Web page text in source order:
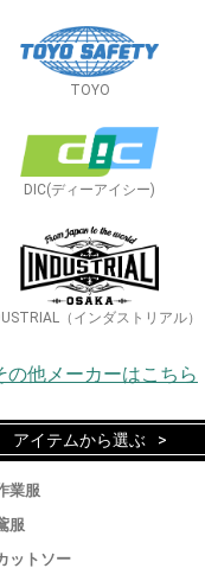
TOYO
DIC(ディーアイシー)
（インダストリアル）
の他メーカーはこちら
アイテムから選ぶ
業服
服
ットソー